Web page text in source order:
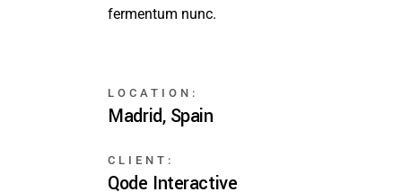
fermentum nunc.
LOCATION:
Madrid, Spain
CLIENT:
Qode Interactive